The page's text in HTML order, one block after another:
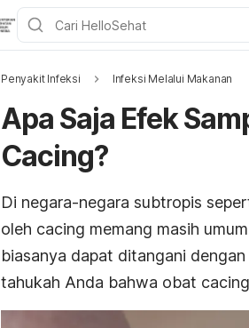
Penyakit Infeksi Infeksi Melalui Makanan
Apa Saja Efek
Cacing?
Di negara-negara subtropis
oleh cacing memang masih
biasanya dapat ditangani
tahukah Anda bahwa obat